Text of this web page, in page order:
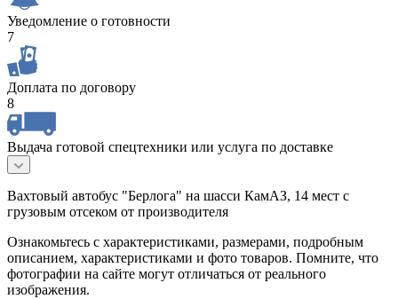
Уведомление о готовности
7
Доплата по договору
8
Выдача готовой спецтехники или услуга по доставке
Вахтовый автобус "Берлога" на шасси КамАЗ, 14 мест с
грузовым отсеком от производителя
Ознакомьтесь с характеристиками, размерами, подробным
описанием, характеристиками и фото товаров. Помните, что
фотографии на сайте могут отличаться от реального
изображения.